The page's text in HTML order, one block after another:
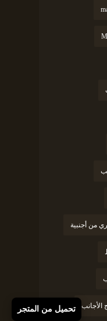
من أجنبية
الأجانب تحميل من المتجر